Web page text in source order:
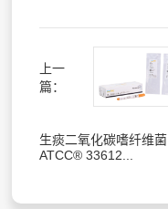
上一
篇：
生痰二氧化碳嗜纤维菌
ATCC® 33612...